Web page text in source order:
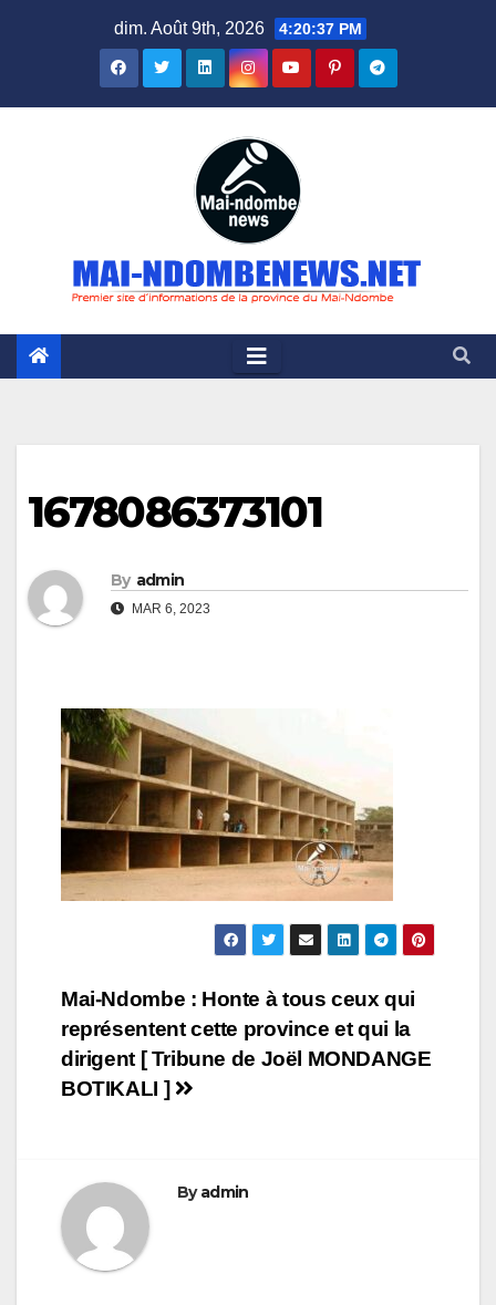
dim. Août 9th, 2026 4:20:38 PM
1678086373101
By admin
MAR 6, 2023
Navigation
de
l’article
Mai-Ndombe : Honte à tous ceux qui
représentent cette province et qui la
dirigent [ Tribune de Joël MONDANGE
BOTIKALI ]
Byadmin